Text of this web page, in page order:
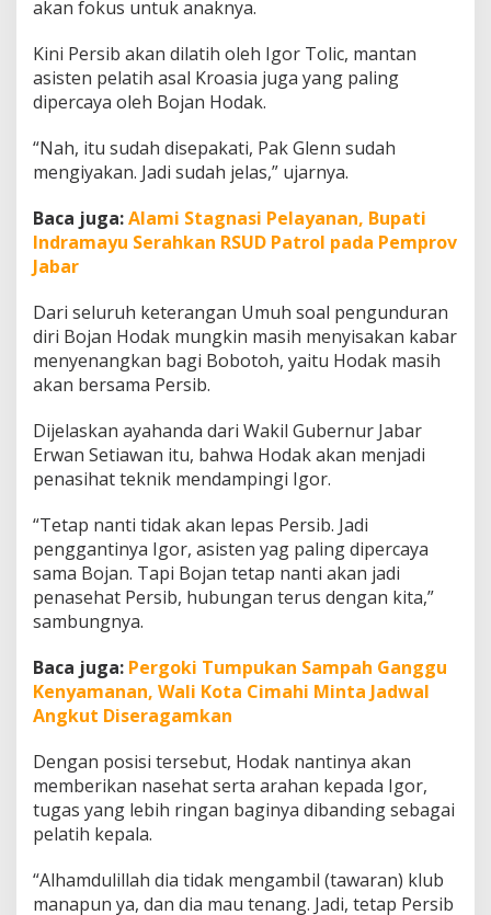
akan fokus untuk anaknya.
Kini Persib akan dilatih oleh Igor Tolic, mantan
asisten pelatih asal Kroasia juga yang paling
dipercaya oleh Bojan Hodak.
“Nah, itu sudah disepakati, Pak Glenn sudah
mengiyakan. Jadi sudah jelas,” ujarnya.
Baca juga:Alami Stagnasi Pelayanan, Bupati
Indramayu Serahkan RSUD Patrol pada Pemprov
Jabar
Dari seluruh keterangan Umuh soal pengunduran
diri Bojan Hodak mungkin masih menyisakan kabar
menyenangkan bagi Bobotoh, yaitu Hodak masih
akan bersama Persib.
Dijelaskan ayahanda dari Wakil Gubernur Jabar
Erwan Setiawan itu, bahwa Hodak akan menjadi
penasihat teknik mendampingi Igor.
“Tetap nanti tidak akan lepas Persib. Jadi
penggantinya Igor, asisten yag paling dipercaya
sama Bojan. Tapi Bojan tetap nanti akan jadi
penasehat Persib, hubungan terus dengan kita,”
sambungnya.
Baca juga: Pergoki Tumpukan Sampah Ganggu
Kenyamanan, Wali Kota Cimahi Minta Jadwal
Angkut Diseragamkan
Dengan posisi tersebut, Hodak nantinya akan
memberikan nasehat serta arahan kepada Igor,
tugas yang lebih ringan baginya dibanding sebagai
pelatih kepala.
“Alhamdulillah dia tidak mengambil (tawaran) klub
manapun ya, dan dia mau tenang. Jadi, tetap Persib